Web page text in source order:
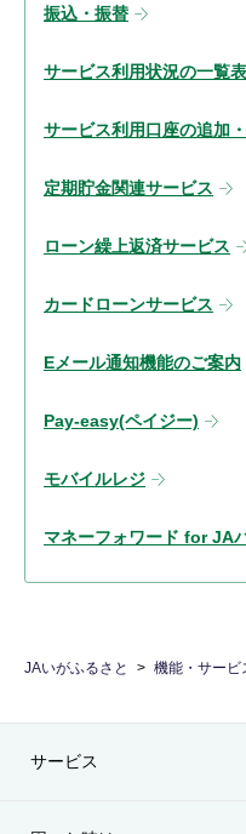
振込・振替
サービス利用状況の一覧
サービス利用口座の追加
定期貯金関連サービス
ローン繰上返済サービス
カードローンサービス
Eメール通知機能のご案内
Pay-easy(ペイジー)
モバイルレジ
マネーフォワード for JA
JAいがふるさと 機能・サービ
サービス